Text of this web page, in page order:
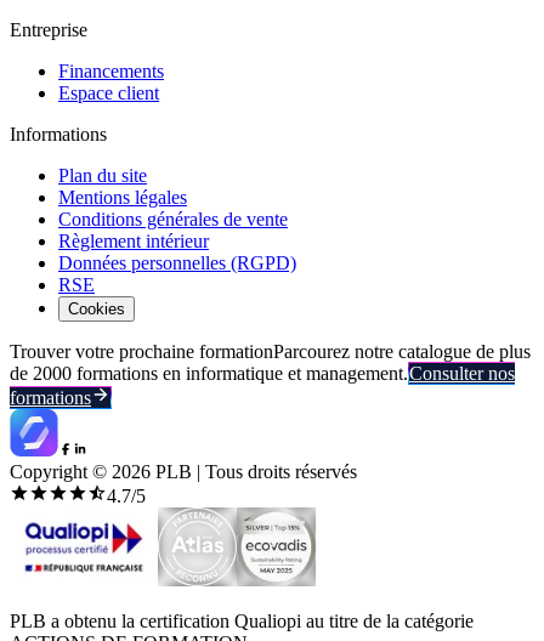
Entreprise
Financements
Espace client
Informations
Plan du site
Mentions légales
Conditions générales de vente
Règlement intérieur
Données personnelles (RGPD)
RSE
Cookies
Trouver votre prochaine formationParcourez notre catalogue de plus
de 2000 formations en informatique et management.Consulter nos
formations
Copyright © 2026 PLB | Tous droits réservés
4.7/5
PLB a obtenu la certification Qualiopi au titre de la catégorie